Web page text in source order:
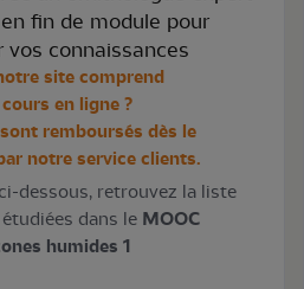
fin de module pour
connaissances
site comprend
en ligne ?
remboursés dès le
notre service clients.
dessous, retrouvez la liste
dans le MOOC
humides 1